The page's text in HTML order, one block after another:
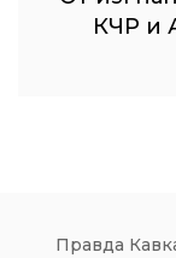
КЧР и
Правда